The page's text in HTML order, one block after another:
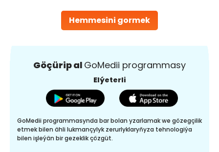
Hemmesini gormek
Göçürip al GoMedii programmasy
Elýeterli
GoMedii programmasynda bar bolan yzarlamak we gözegçilik
etmek bilen ähli lukmançylyk zerurlyklaryňyza tehnologiýa
bilen işleýän bir gezeklik çözgüt.